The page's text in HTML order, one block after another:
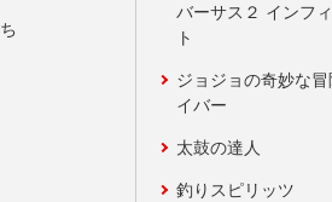
バーサス２ インフ
ト
ジョジョの奇妙な
イバー
太鼓の達人
釣りスピリッツ